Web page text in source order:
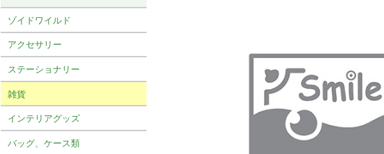
ゾイドワイルド
アクセサリー
ステーショナリー
雑貨
インテリアグッズ
バッグ、ケース類